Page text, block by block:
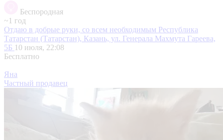
Беспородная
~1 год
Отдаю в добрые руки, со всем необходимым Республика
Татарстан (Татарстан), Казань, ул. Генерала Махмута Гареева,
5Б 10 июля, 22:08
Бесплатно
Яна
Частный продавец